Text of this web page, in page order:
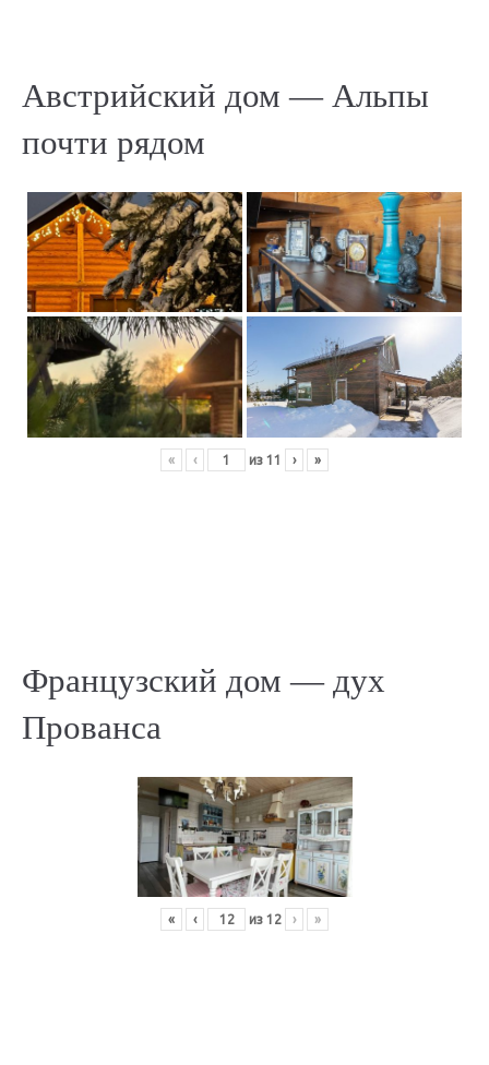
Австрийский дом — Альпы
почти рядом
« ‹ из 11 › »
Французский дом — дух
Прованса
« ‹ из 12 › »